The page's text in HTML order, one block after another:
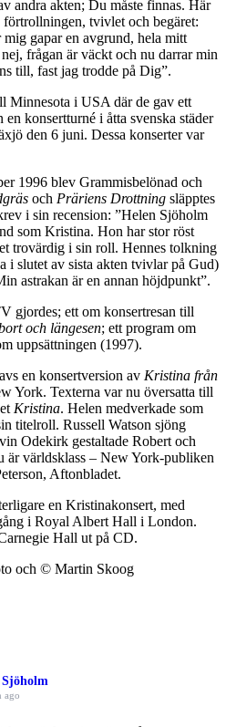
andra akten; Du måste finnas. Här
tvivlet och begäret:
gapar en avgrund, hela mitt
frågan är väckt och nu darrar min
till, fast jag trodde på Dig”.
Minnesota i USA där de gav ett
konsertturné i åtta svenska städer
den 6 juni. Dessa konserter var
1996 blev Grammisbelönad och
och Präriens Drottning släpptes
i sin recension: ”Helen Sjöholm
som Kristina. Hon har stor röst
trovärdig i sin roll. Hennes tolkning
i slutet av sista akten tvivlar på Gud)
astrakan är en annan höjdpunkt”.
gjordes; ett om konsertresan till
och längesen; ett program om
uppsättningen (1997).
en konsertversion av Kristina från
York. Texterna var nu översatta till
Kristina. Helen medverkade som
titelroll. Russell Watson sjöng
Odekirk gestaltade Robert och
är världsklass – New York-publiken
Aftonbladet.
en Kristinakonsert, med
i Royal Albert Hall i London.
Hall ut på CD.
ago